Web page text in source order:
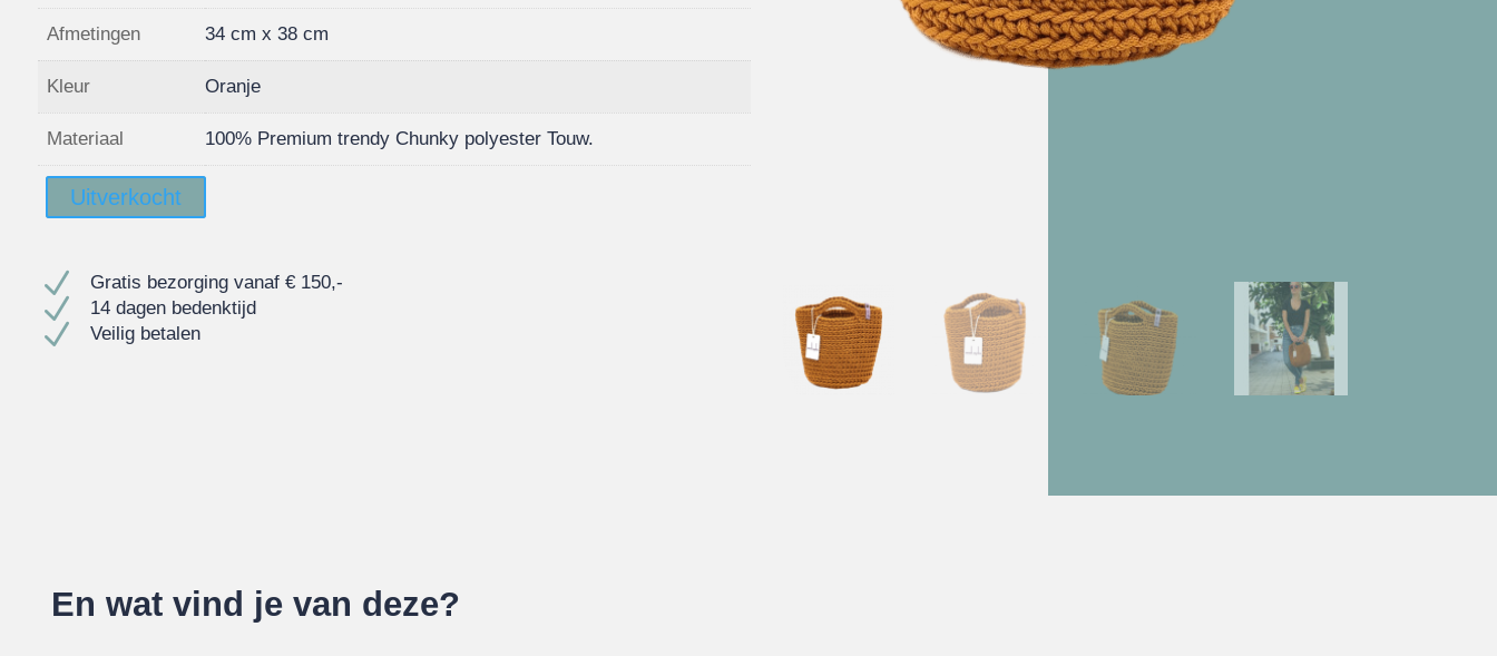
Afmetingen 34 cm x 38 cm
Kleur Oranje
Materiaal 100% Premium trendy Chunky polyester Touw.
Uitverkocht
N Gratis bezorging vanaf € 150,-
N 14 dagen bedenktijd
N Veilig betalen
En wat vind je van deze?